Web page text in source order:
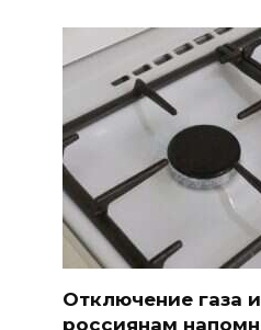
Отключение газа
россиянам